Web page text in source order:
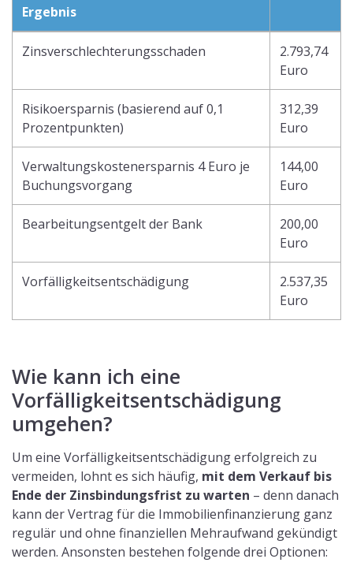
Ergebnis
Zinsverschlechterungsschaden
2.793,74
Euro
Risikoersparnis (basierend auf 0,1
Prozentpunkten)
312,39
Euro
Verwaltungskostenersparnis 4 Euro je
Buchungsvorgang
144,00
Euro
Bearbeitungsentgelt der Bank
200,00
Euro
Vorfälligkeitsentschädigung
2.537,35
Euro
Wie kann ich eine
Vorfälligkeitsentschädigung
umgehen?
Um eine Vorfälligkeitsentschädigung erfolgreich zu
vermeiden, lohnt es sich häufig, mit dem Verkauf bis
Ende der Zinsbindungsfrist zu warten – denn danach
kann der Vertrag für die Immobilienfinanzierung ganz
regulär und ohne finanziellen Mehraufwand gekündigt
werden. Ansonsten bestehen folgende drei Optionen: